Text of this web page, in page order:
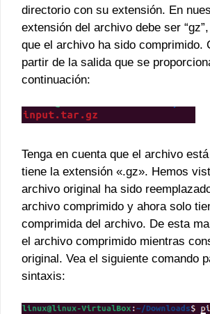
directorio con su extensión. En
extensión del archivo debe ser
que el archivo ha sido comprimido.
partir de la salida que se
continuación:
Tenga en cuenta que el archivo
tiene la extensión «.gz». Hemos
archivo original ha sido
archivo comprimido y ahora solo
comprimida del archivo. De esta
el archivo comprimido mientras
original. Vea el siguiente comando
sintaxis: